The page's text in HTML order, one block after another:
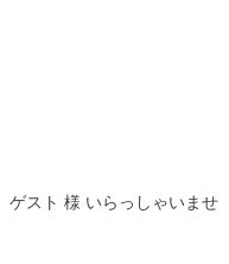
ゲスト 様 いらっしゃいませ